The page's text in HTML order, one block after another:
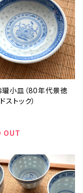
小皿（80年代景徳
ストック）
OUT